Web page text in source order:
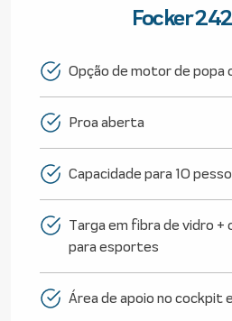
Focker
Opção de motor de
Proa aberta
Capacidade para 10
Targa em fibra de vidro +
para esportes
Área de apoio no cockpit